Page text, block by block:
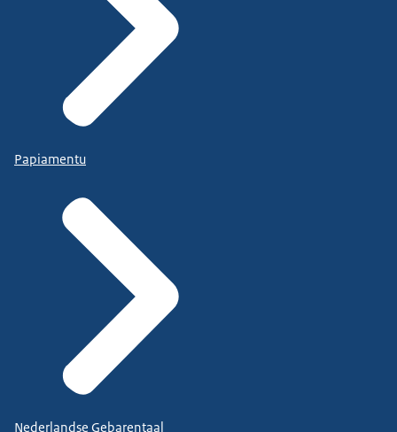
Papiamentu
Nederlandse Gebarentaal